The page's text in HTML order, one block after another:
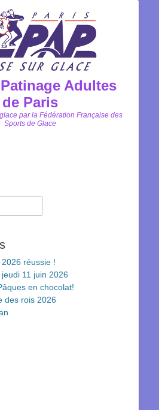
Adultes
de Paris
par la Fédération Française des
Sports de Glace
réussie !
11 juin 2026
en chocolat!
des rois 2026